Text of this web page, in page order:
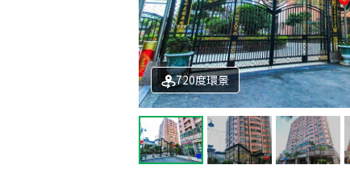
720度環景
2025年第4季度服務品質獎 2025年7月區業績TOP2